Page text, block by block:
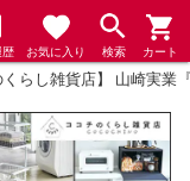
歴 お気に入り 検索 カート
くらし雑貨店】 山崎実業